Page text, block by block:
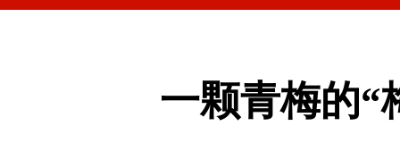
一颗青梅的“